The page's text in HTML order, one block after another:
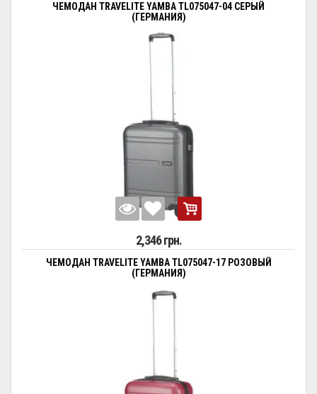
ЧЕМОДАН TRAVELITE YAMBA TL075047-04 СЕРЫЙ
(ГЕРМАНИЯ)
2,346 грн.
ЧЕМОДАН TRAVELITE YAMBA TL075047-17 РОЗОВЫЙ
(ГЕРМАНИЯ)